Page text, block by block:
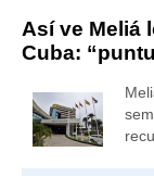
Así ve Meliá
Cuba: